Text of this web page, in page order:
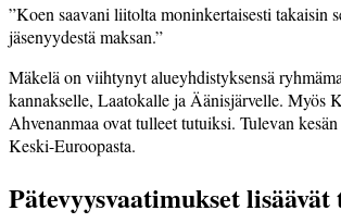
”Koen saavani liitolta moninkertaisesti takaisin
jäsenyydestä maksan.”
Mäkelä on viihtynyt alueyhdistyksensä
kannakselle, Laatokalle ja Äänis­järvelle. Myös
Ahvenanmaa ovat tulleet tutuiksi. Tulevan
Keski-Euroopasta.
Pätevyysvaatimukset lisäävät